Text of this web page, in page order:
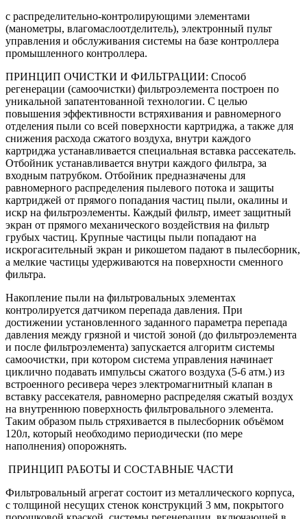
с распределительно-контролирующими элементами
(манометры, влагомаслоотделитель), электронный пульт
управления и обслуживания системы на базе контроллера
промышленного контроллера.
ПРИНЦИП ОЧИСТКИ И ФИЛЬТРАЦИИ: Способ
регенерации (самоочистки) фильтроэлемента построен по
уникальной запатентованной технологии. С целью
повышения эффективности встряхивания и равномерного
отделения пыли со всей поверхности картриджа, а также для
снижения расхода сжатого воздуха, внутри каждого
картриджа устанавливается специальная вставка рассекатель.
Отбойник устанавливается внутри каждого фильтра, за
входным патрубком. Отбойник предназначены для
равномерного распределения пылевого потока и защиты
картриджей от прямого попадания частиц пыли, окалины и
искр на фильтроэлементы. Каждый фильтр, имеет защитный
экран от прямого механического воздействия на фильтр
грубых частиц. Крупные частицы пыли попадают на
искрогасительный экран и рикошетом падают в пылесборник,
а мелкие частицы удерживаются на поверхности сменного
фильтра.
Накопление пыли на фильтровальных элементах
контролируется датчиком перепада давления. При
достижении установленного заданного параметра перепада
давления между грязной и чистой зоной (до фильтроэлемента
и после фильтроэлемента) запускается алгоритм системы
самоочистки, при котором система управления начинает
циклично подавать импульсы сжатого воздуха (5-6 атм.) из
встроенного ресивера через электромагнитный клапан в
вставку рассекателя, равномерно распределяя сжатый воздух
на внутреннюю поверхность фильтровального элемента.
Таким образом пыль стряхивается в пылесборник объёмом
120л, который необходимо периодически (по мере
наполнения) опорожнять.
ПРИНЦИП РАБОТЫ И СОСТАВНЫЕ ЧАСТИ
Фильтровальный агрегат состоит из металлического корпуса,
с толщиной несущих стенок конструкций 3 мм, покрытого